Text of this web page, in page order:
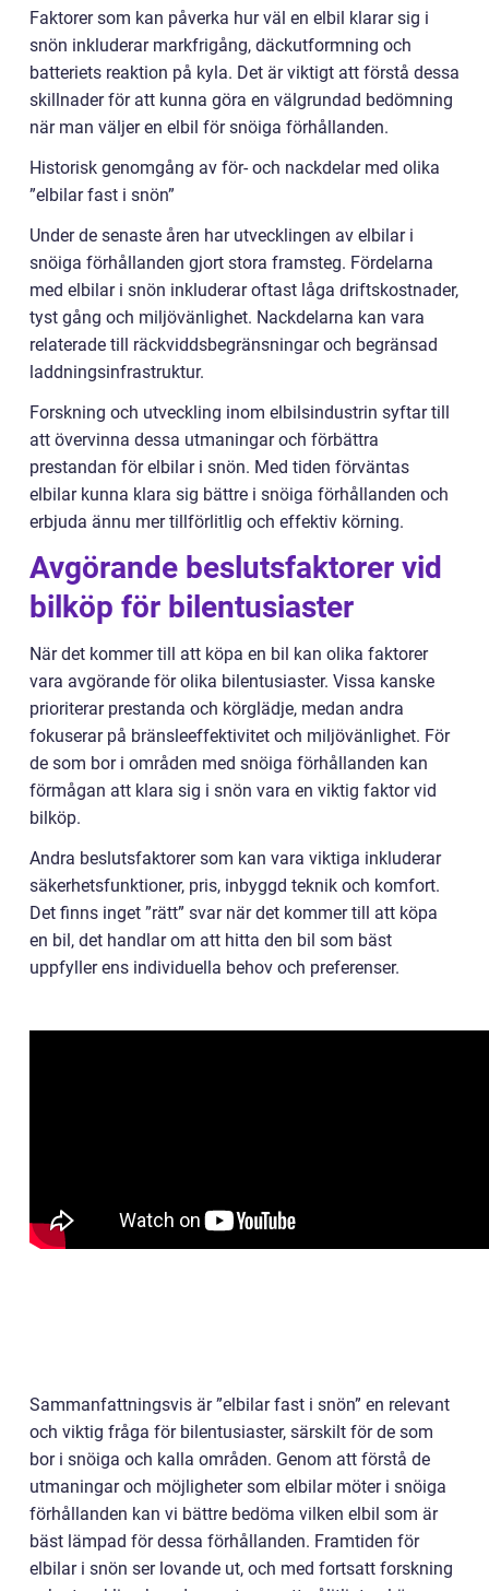
Faktorer som kan påverka hur väl en elbil klarar sig i
snön inkluderar markfrigång, däckutformning och
batteriets reaktion på kyla. Det är viktigt att förstå dessa
skillnader för att kunna göra en välgrundad bedömning
när man väljer en elbil för snöiga förhållanden.
Historisk genomgång av för- och nackdelar med olika
”elbilar fast i snön”
Under de senaste åren har utvecklingen av elbilar i
snöiga förhållanden gjort stora framsteg. Fördelarna
med elbilar i snön inkluderar oftast låga driftskostnader,
tyst gång och miljövänlighet. Nackdelarna kan vara
relaterade till räckviddsbegränsningar och begränsad
laddningsinfrastruktur.
Forskning och utveckling inom elbilsindustrin syftar till
att övervinna dessa utmaningar och förbättra
prestandan för elbilar i snön. Med tiden förväntas
elbilar kunna klara sig bättre i snöiga förhållanden och
erbjuda ännu mer tillförlitlig och effektiv körning.
Avgörande beslutsfaktorer vid
bilköp för bilentusiaster
När det kommer till att köpa en bil kan olika faktorer
vara avgörande för olika bilentusiaster. Vissa kanske
prioriterar prestanda och körglädje, medan andra
fokuserar på bränsleeffektivitet och miljövänlighet. För
de som bor i områden med snöiga förhållanden kan
förmågan att klara sig i snön vara en viktig faktor vid
bilköp.
Andra beslutsfaktorer som kan vara viktiga inkluderar
säkerhetsfunktioner, pris, inbyggd teknik och komfort.
Det finns inget ”rätt” svar när det kommer till att köpa
en bil, det handlar om att hitta den bil som bäst
uppfyller ens individuella behov och preferenser.
Sammanfattningsvis är ”elbilar fast i snön” en relevant
och viktig fråga för bilentusiaster, särskilt för de som
bor i snöiga och kalla områden. Genom att förstå de
utmaningar och möjligheter som elbilar möter i snöiga
förhållanden kan vi bättre bedöma vilken elbil som är
bäst lämpad för dessa förhållanden. Framtiden för
elbilar i snön ser lovande ut, och med fortsatt forskning